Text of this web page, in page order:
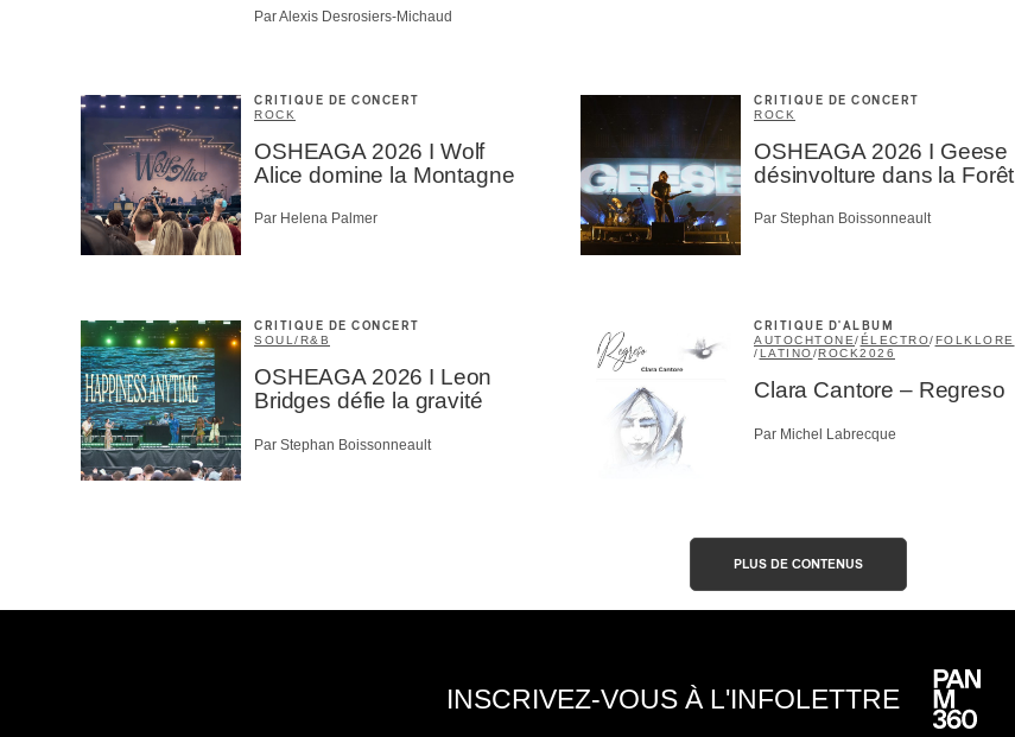
Par Alexis Desrosiers-Michaud
CRITIQUE DE CONCERT
ROCK
OSHEAGA 2026 I Wolf
Alice domine la Montagne
Par Helena Palmer
CRITIQUE DE CONCERT
ROCK
OSHEAGA 2026 I Geese
désinvolture dans la Forêt
Par Stephan Boissonneault
CRITIQUE DE CONCERT
SOUL/R&B
OSHEAGA 2026 I Leon
Bridges défie la gravité
Par Stephan Boissonneault
CRITIQUE D'ALBUM
AUTOCHTONE/ÉLECTRO/FOLKLORE
/LATINO/ROCK2026
Clara Cantore – Regreso
Par Michel Labrecque
PLUS DE CONTENUS
INSCRIVEZ-VOUS À L'INFOLETTRE